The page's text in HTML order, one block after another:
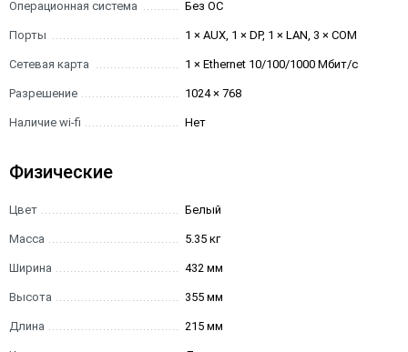
Операционная система Без ОС
Порты 1 × AUX, 1 × DP, 1 × LAN, 3 × COM
Сетевая карта 1 × Ethernet 10/100/1000 Мбит/с
Разрешение 1024 × 768
Наличие wi-fi Нет
Физические
Цвет Белый
Масса 5.35 кг
Ширина 432 мм
Высота 355 мм
Длина 215 мм